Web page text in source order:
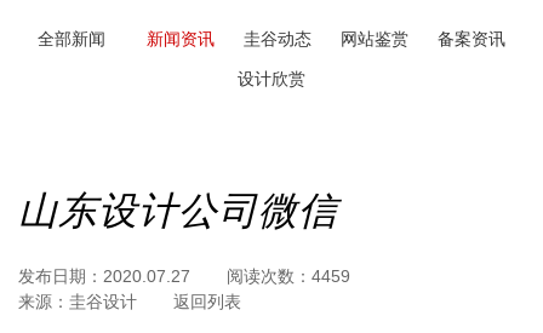
全部新闻 新闻资讯 圭谷动态 网站鉴赏 备案资讯
设计欣赏
山东设计公司微信
发布日期： 2020.07.27 阅读次数： 4459
来源： 圭谷设计 返回列表